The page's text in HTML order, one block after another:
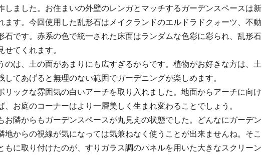
しました。お住まいの外壁のレンガとマッチするガーデンスペースは新
ます。今回使用した乱形石はメイクランドのエルドラドクォーツ、不動
石です。赤系の色で統一された床面はランダムな色彩に彩られ、乱形石
てくれます。
のは、土の面があまりにも広すぎるからです。植物がお好きな方は、土
てあげると無理のない範囲でガーデニングが楽しめます。
リックな雰囲気の白いアーチを取り入れました。地面からアーチに向け
お庭のコーナーはより一層美しく生まれ変わることでしょう。
お隣からもガーデンスペースが丸見えの状態でした。どんなにガーデン
地からの視線が気になっては気兼ねなく使うことが出来ませんね。そこ
もに取り付けたのが、すりガラス調のパネルを用いた大きなスクリーン